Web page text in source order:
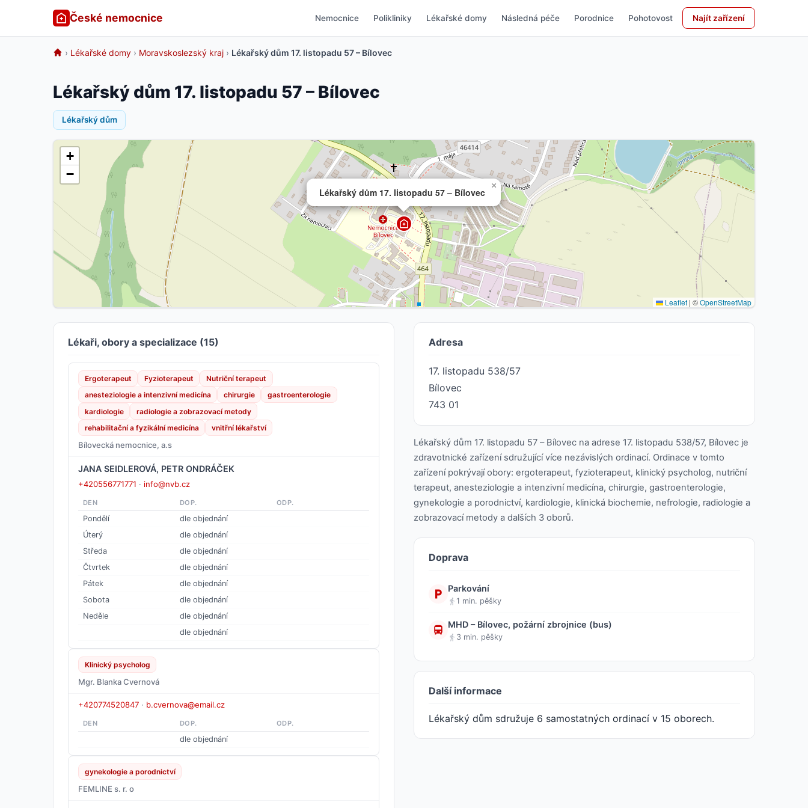
České nemocnice Nemocnice Polikliniky Lékařské domy Následná péče Porodnice Pohotovost Najít zařízení
› Lékařské domy › Moravskoslezský kraj › Lékařský dům 17. listopadu 57 – Bílovec
Lékařský dům 17. listopadu 57 – Bílovec
Lékařský dům
Lékařský dům 17. listopadu 57 – Bílovec
×
+
−
Leaflet | ©OpenStreetMap
Lékaři, obory a specializace (15)
Ergoterapeut Fyzioterapeut
Nutriční terapeut
anesteziologie a intenzivní medicína
chirurgie
gastroenterologie
kardiologie
radiologie a zobrazovací metody
rehabilitační a fyzikální medicína
vnitřní lékařství
Bílovecká nemocnice, a.s
JANA SEIDLEROVÁ, PETR ONDRÁČEK
+420556771771 · info@nvb.cz
DEN DOP. ODP.
Pondělí
dle objednání
Úterý
dle objednání
Středa
dle objednání
Čtvrtek
dle objednání
Pátek
dle objednání
Sobota
dle objednání
Neděle
dle objednání
dle objednání
Klinický psycholog
Mgr. Blanka Cvernová
+420774520847 · b.cvernova@email.cz
DEN DOP. ODP.
dle objednání
gynekologie a porodnictví
FEMLINE s. r. o
Adresa
17. listopadu 538/57
Bílovec
743 01
Lékařský dům 17. listopadu 57 – Bílovec na adrese 17. listopadu 538/57, Bílovec je
zdravotnické zařízení sdružující více nezávislých ordinací. Ordinace v tomto
zařízení pokrývají obory: ergoterapeut, fyzioterapeut, klinický psycholog, nutriční
terapeut, anesteziologie a intenzivní medicína, chirurgie, gastroenterologie,
gynekologie a porodnictví, kardiologie, klinická biochemie, nefrologie, radiologie a
zobrazovací metody a dalších 3 oborů.
Doprava
Parkování
1 min. pěšky
MHD – Bílovec, požární zbrojnice (bus)
3 min. pěšky
Další informace
Lékařský dům sdružuje 6 samostatných ordinací v 15 oborech.